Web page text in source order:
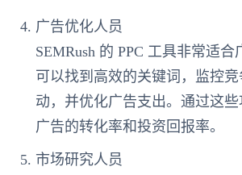
广告优化人员
SEMRush 的 PPC 工具非常适
可以找到高效的关键词，监控
动，并优化广告支出。通过这
广告的转化率和投资回报率。
市场研究人员